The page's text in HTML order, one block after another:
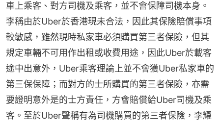
車上乘客、對方司機及乘客，並不會保障司機本身。
李稱由於Uber於香港現未合法，因此其保險賠償事項
較敏感，雖然現時私家車必須購買第三者保險，但其
規定車輛不可用作出租或收費用途，因此Uber於載客
途中出意外，Uber乘客理論上並不會獲Uber私家車的
第三保保障；而對方的士所購買的第三者保險，亦需
要證明意外是的士方責任，方會賠償給Uber司機及乘
客。至於Uber聲稱有為司機購買的第三者保險，李耀